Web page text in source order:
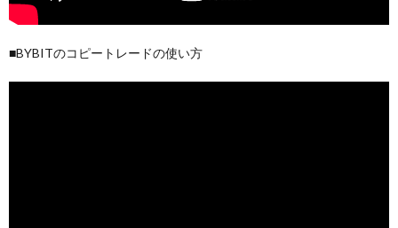
■BYBITのコピートレードの使い方